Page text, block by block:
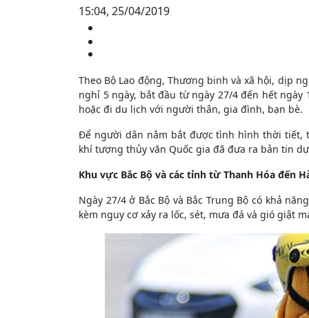
15:04, 25/04/2019
Theo Bộ Lao động, Thương binh và xã hội, dịp
nghỉ 5 ngày, bắt đầu từ ngày 27/4 đến hết
hoặc đi du lịch với người thân, gia đình, bạn bè.
Để người dân nắm bắt được tình hình thời tiết,
khí tượng thủy văn Quốc gia đã đưa ra bản tin
Khu vực Bắc Bộ và các tỉnh từ Thanh Hóa đến
Ngày 27/4 ở Bắc Bộ và Bắc Trung Bộ có khả
kèm nguy cơ xảy ra lốc, sét, mưa đá và gió giật